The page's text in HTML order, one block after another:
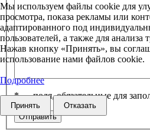
* — поля, обязательные для
Мы используем файлы cookie для
просмотра, показа рекламы или
адаптированного под
пользователей, а также для анализа
Нажав кнопку «Принять», вы
использование нами файлов cookie.
Подробнее
Принять Отказать